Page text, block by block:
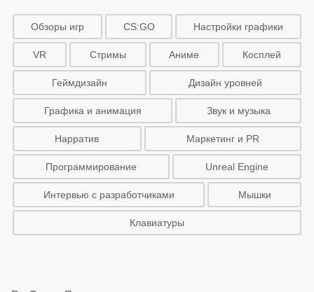
Обзоры игр CS:GO Настройки графики
VR Стримы Аниме Косплей
Геймдизайн Дизайн уровней
Графика и анимация Звук и музыка
Нарратив Маркетинг и PR
Программирование Unreal Engine
Интервью с разработчиками Мышки
Клавиатуры